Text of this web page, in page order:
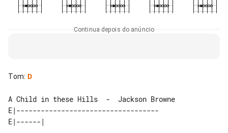
Continua depois do anúncio
Tom: D
A Child in these Hills  -  Jackson Browne
E|-----------------------------------